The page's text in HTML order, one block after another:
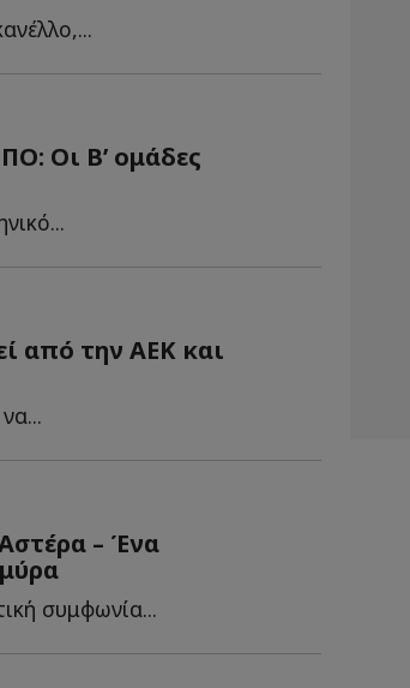
Οι Β’ ομάδες
από την ΑΕΚ και
– Ένα
συμφωνία...